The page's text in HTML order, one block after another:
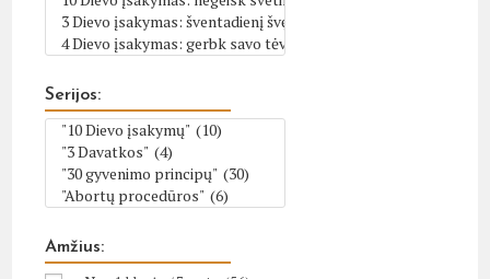
Serijos:
Amžius: